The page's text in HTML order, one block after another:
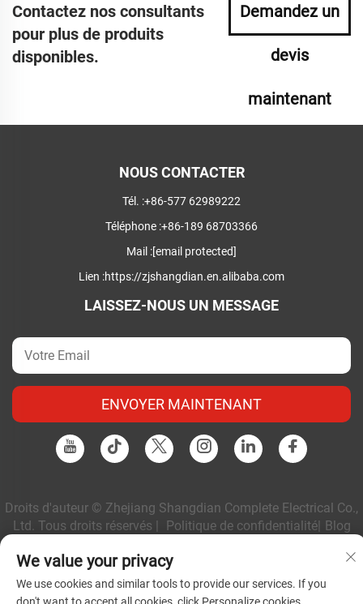
Contactez nos consultants
pour plus de produits
disponibles.
Demandez un
devis
maintenant
NOUS CONTACTER
Tél. :+86-577 62989222
Téléphone :+86-189 68703366
Mail :[email protected]
Lien :https://zjshangdian.en.alibaba.com
LAISSEZ-NOUS UN MESSAGE
ENVOYER MAINTENANT
Droits d'auteur © Zhejiang Shangdian Complete Electrical Co.,
Ltd. Tous droits réservés |
Politique de confidentialité| Blog
We value your privacy
We use cookies and similar tools to provide our services. If you